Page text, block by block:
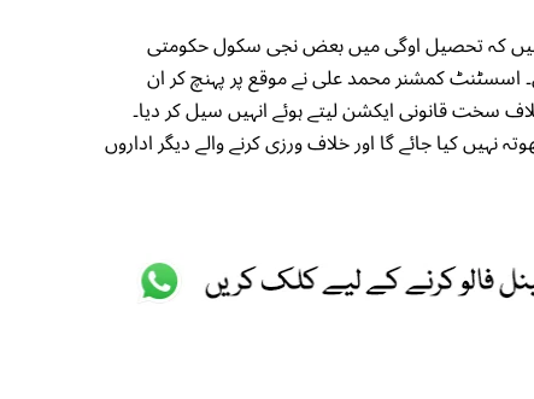
کہ تحصیل اوگی میں بعض نجی سکول حکومتی
اسسٹنٹ کمشنر محمد علی نے موقع پر پہنچ کر ان
سخت قانونی ایکشن لیتے ہوئے انہیں سیل کر دیا۔
کیا جائے گا اور خلاف ورزی کرنے والے دیگر اداروں